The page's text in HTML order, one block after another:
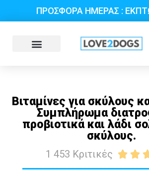
ΠΡΟΣΦΟΡΑ ΗΜΕΡΑΣ :
Βιταμίνες για σκύλους
Συμπλήρωμα
προβιοτικά και λάδι
σκύλους.
1 453 Κριτικές  